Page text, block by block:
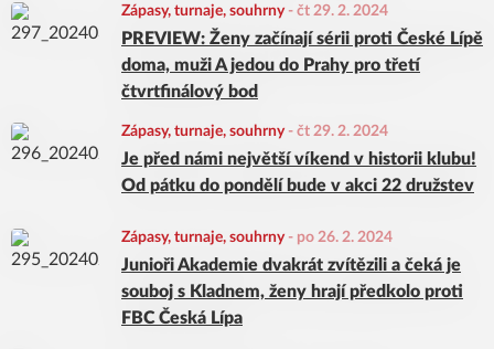
Zápasy, turnaje, souhrny - čt 29. 2. 2024
PREVIEW: Ženy začínají sérii proti České Lípě
doma, muži A jedou do Prahy pro třetí
čtvrtfinálový bod
Zápasy, turnaje, souhrny - čt 29. 2. 2024
Je před námi největší víkend v historii klubu!
Od pátku do pondělí bude v akci 22 družstev
Zápasy, turnaje, souhrny - po 26. 2. 2024
Junioři Akademie dvakrát zvítězili a čeká je
souboj s Kladnem, ženy hrají předkolo proti
FBC Česká Lípa